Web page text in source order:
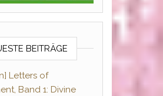
BEITRÄGE
Letters of
Band 1: Divine